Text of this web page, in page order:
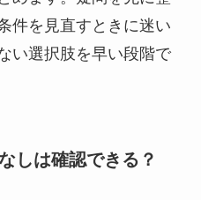
件を見直すときに迷い
い選択肢を早い段階で
しは確認できる？